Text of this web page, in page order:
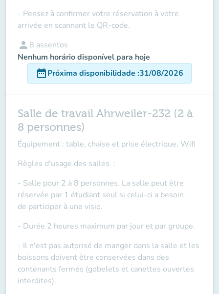
- Pensez à confirmer votre réservation à votre
arrivée en scannant le QR-code.
person 8 assentos
Nenhum horário disponível para hoje
date_rangePróxima disponibilidade :31/08/2026
Salle de travail Ahrweiler-232 (2 à
8 personnes)
Équipement : table, chaise et prise électrique, Wifi
Règles d'usage des salles :
- Salle pour 2 à 8 personnes. La salle peut être
réservée par 1 étudiant seul si celui-ci a besoin
de participer à une visio.
- Durée 2 heures maximum par jour et par groupe.
- Il n'est pas autorisé de manger dans la salle et les
boissons doivent être conservées dans des
contenants fermés (gobelets et canettes ouvertes
interdites).